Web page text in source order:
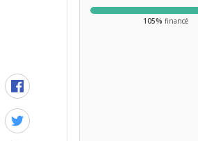
105% financé